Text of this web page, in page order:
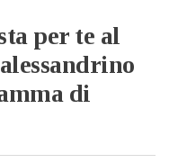
per te al
di